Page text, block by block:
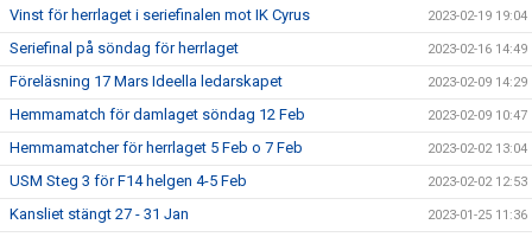
Vinst för herrlaget i seriefinalen mot IK Cyrus 2023-02-19 19:04
Seriefinal på söndag för herrlaget 2023-02-16 14:49
Föreläsning 17 Mars Ideella ledarskapet 2023-02-09 14:29
Hemmamatch för damlaget söndag 12 Feb 2023-02-09 10:47
Hemmamatcher för herrlaget 5 Feb o 7 Feb 2023-02-02 13:04
USM Steg 3 för F14 helgen 4-5 Feb 2023-02-02 12:53
Kansliet stängt 27 - 31 Jan 2023-01-25 11:36